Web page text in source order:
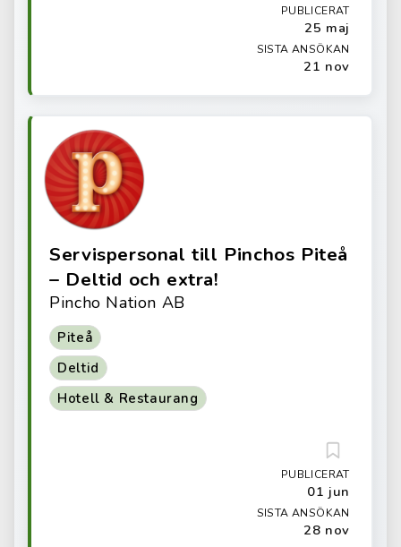
PUBLICERAT
25 maj
SISTA ANSÖKAN
21 nov
Servispersonal till Pinchos Piteå
– Deltid och extra!
Pincho Nation AB
Piteå
Deltid
Hotell & Restaurang
PUBLICERAT
01 jun
SISTA ANSÖKAN
28 nov